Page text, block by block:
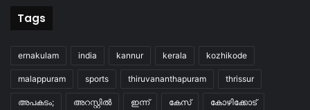
Tags
ernakulam india kannur kerala kozhikode
malappuram sports thiruvananthapuram thrissur
അപകടം; അറസ്റ്റിൽ ഇന്ന് കേസ് കോഴിക്കോട്